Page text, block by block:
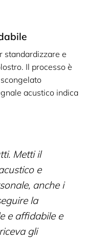
standardizzare e
Il processo è
acustico indica
Metti il
e
anche i
la
e affidabile e
gli